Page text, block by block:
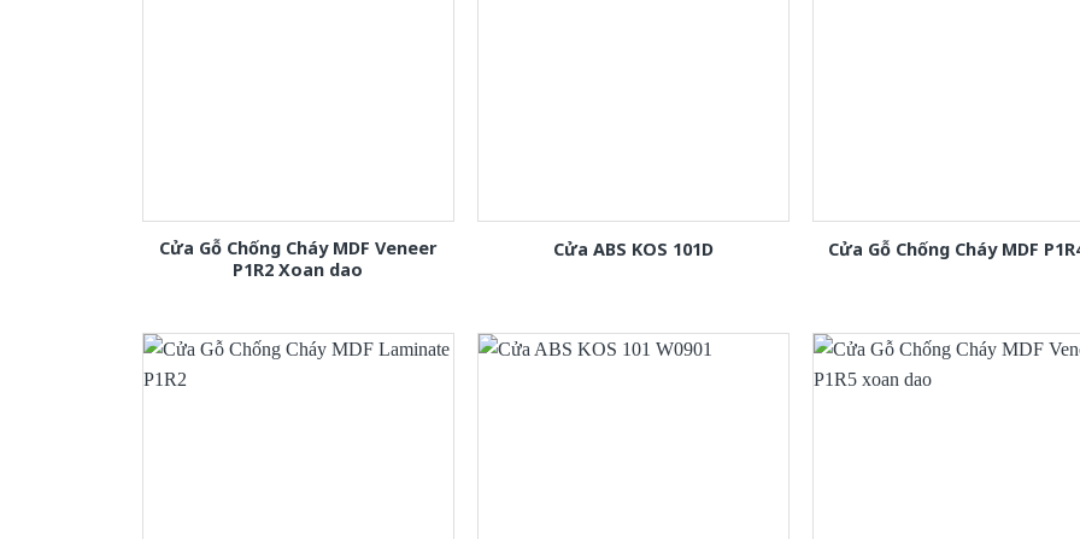
Cửa Gỗ Chống Cháy MDF Veneer
P1R2 Xoan dao
Cửa ABS KOS 101D Cửa Gỗ Chống Cháy MDF